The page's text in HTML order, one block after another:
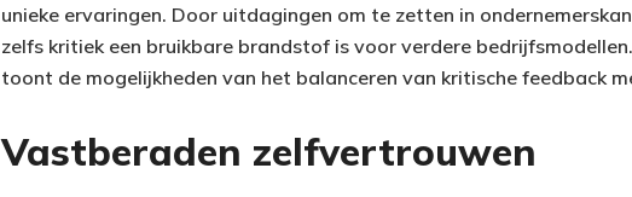
unieke ervaringen. Door uitdagingen om te zetten in
zelfs kritiek een bruikbare brandstof is voor verdere
toont de mogelijkheden van het balanceren van kritische feedback
Vastberaden zelfvertrouwen